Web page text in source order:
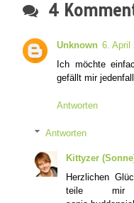
4
Unknown 6. April
Ich möchte
gefällt mir
Antworten
Antworten
Kittyzer
Herzlichen
teile mir